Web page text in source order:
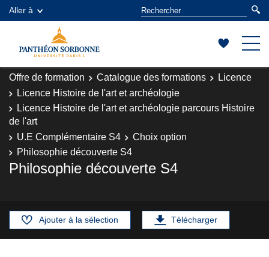
Aller à
Offre de formation Catalogue des formations
Licence
Licence Histoire de l'art et archéologie
Licence Histoire de l'art et archéologie parcours Histoire
de l'art
U.E Complémentaire S4
Choix option
Philosophie découverte S4
Philosophie découverte S4
Ajouter à la sélection Télécharger